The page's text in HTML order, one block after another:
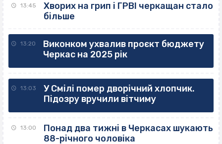
13:45
Хворих на грип і ГРВІ черкащан стало
більше
13:20
Виконком ухвалив проєкт бюджету
Черкас на 2025 рік
13:03
У Смілі помер дворічний хлопчик.
Підозру вручили вітчиму
13:00
Понад два тижні в Черкасах шукають
88-річного чоловіка